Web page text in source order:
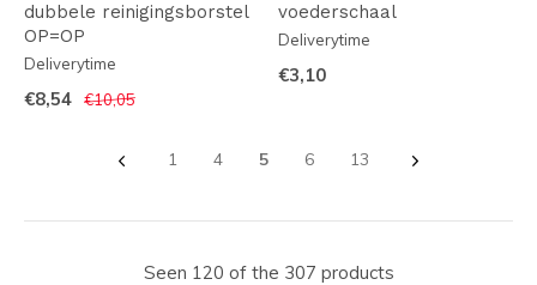
dubbele reinigingsborstel
OP=OP
Deliverytime
€8,54 €10,05
voederschaal
Deliverytime
€3,10
1 4 5 6 13
Seen 120 of the 307 products